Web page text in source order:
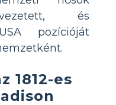
és
pozícióját
1812-es